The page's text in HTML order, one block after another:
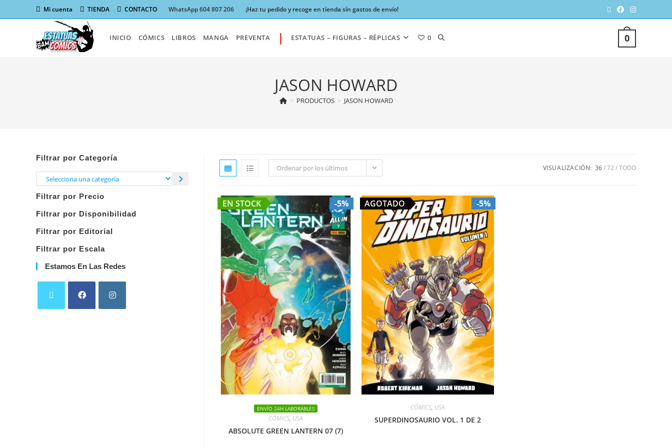
al
Mi cuenta TIENDA CONTACTO WhatsApp 604 807 206 ¡Haz tu pedido y recoge en tienda sin gastos de envío!
0
INICIO CÓMICS LIBROS MANGA PREVENTA | ESTATUAS – FIGURAS – RÉPLICAS 0 ALTERNAR
JASON HOWARD
> PRODUCTOS > JASON HOWARD
Ordenar por los últimos VISUALIZACIÓN: 36 72 TODO
EN STOCK -5%
ENVÍO 24H LABORABLES
CÓMICS, USA
ABSOLUTE GREEN LANTERN 07 (7)
-5%
AGOTADO
CÓMICS, USA
SUPERDINOSAURIO VOL. 1 DE 2
Filtrar por Categoría
Selecciona
categoría
Filtrar por Precio
Filtrar por Disponibilidad
Filtrar por Editorial
Filtrar por Escala
Estamos En Las Redes